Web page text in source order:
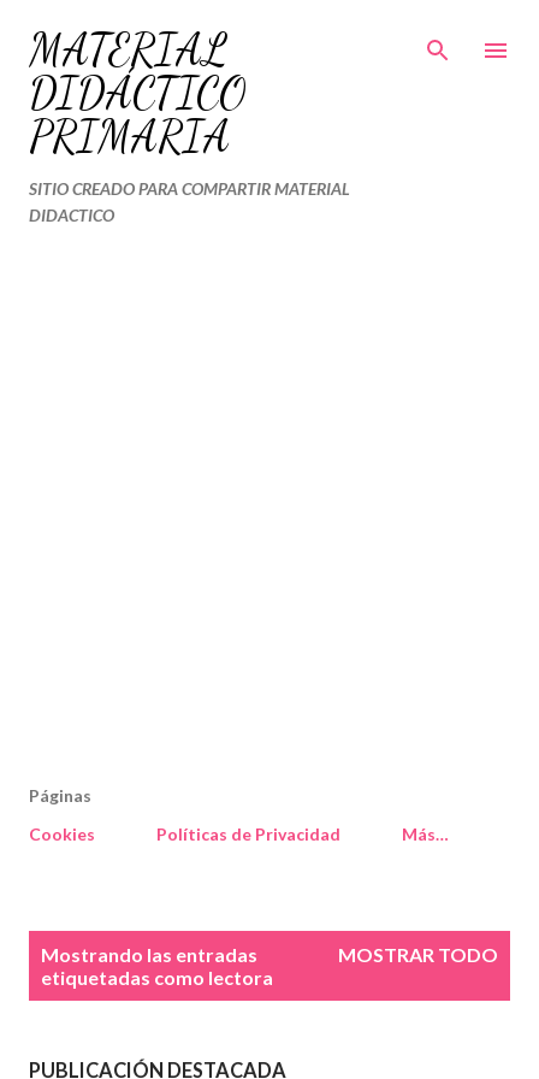
Ir al contenido principal
MATERIAL
DIDÁCTICO
PRIMARIA
SITIO CREADO PARA COMPARTIR MATERIAL
DIDACTICO
Páginas
Cookies
Políticas de Privacidad Más…
Mostrando las entradas
etiquetadas como lectora
MOSTRAR TODO
PUBLICACIÓN DESTACADA